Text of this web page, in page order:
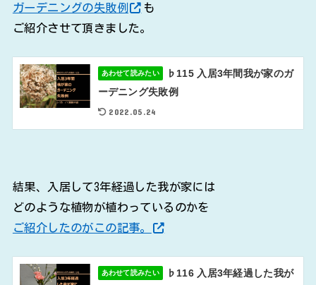
ガーデニングの失敗例
も
ご紹介させて頂きました。
あわせて読みたい
♭115 入居3年間我が家のガ
ーデニング失敗例
2022.05.24
結果、入居して3年経過した我が家には
どのような植物が植わっているのかを
ご紹介したのがこの記事。
あわせて読みたい
♭116 入居3年経過した我が